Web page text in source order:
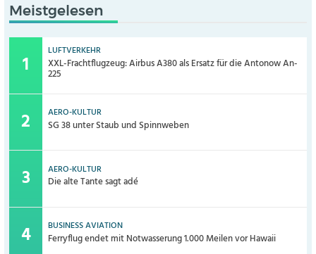
Meistgelesen
LUFTVERKEHR
XXL-Frachtflugzeug: Airbus A380 als Ersatz für die Antonow An-
225
AERO-KULTUR
SG 38 unter Staub und Spinnweben
AERO-KULTUR
Die alte Tante sagt adé
BUSINESS AVIATION
Ferryflug endet mit Notwasserung 1.000 Meilen vor Hawaii